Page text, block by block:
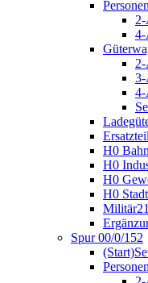
4-
3-
4-
H0
H0
H0
H0
Militär21
Spur 00/0/1 52